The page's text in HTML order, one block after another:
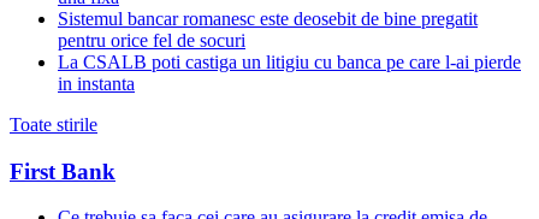
Sistemul bancar romanesc este deosebit de bine pregatit
pentru orice fel de socuri
La CSALB poti castiga un litigiu cu banca pe care l-ai pierde
in instanta
Toate stirile
First Bank